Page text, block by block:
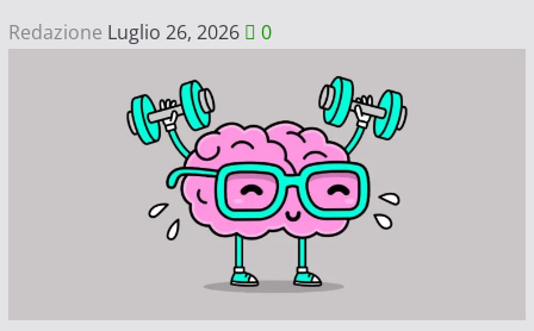
Redazione Luglio 26, 2026 0